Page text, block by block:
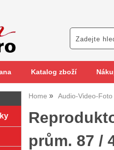
Katalog zboží
Home Audio-Video-Foto
prům. 87 /